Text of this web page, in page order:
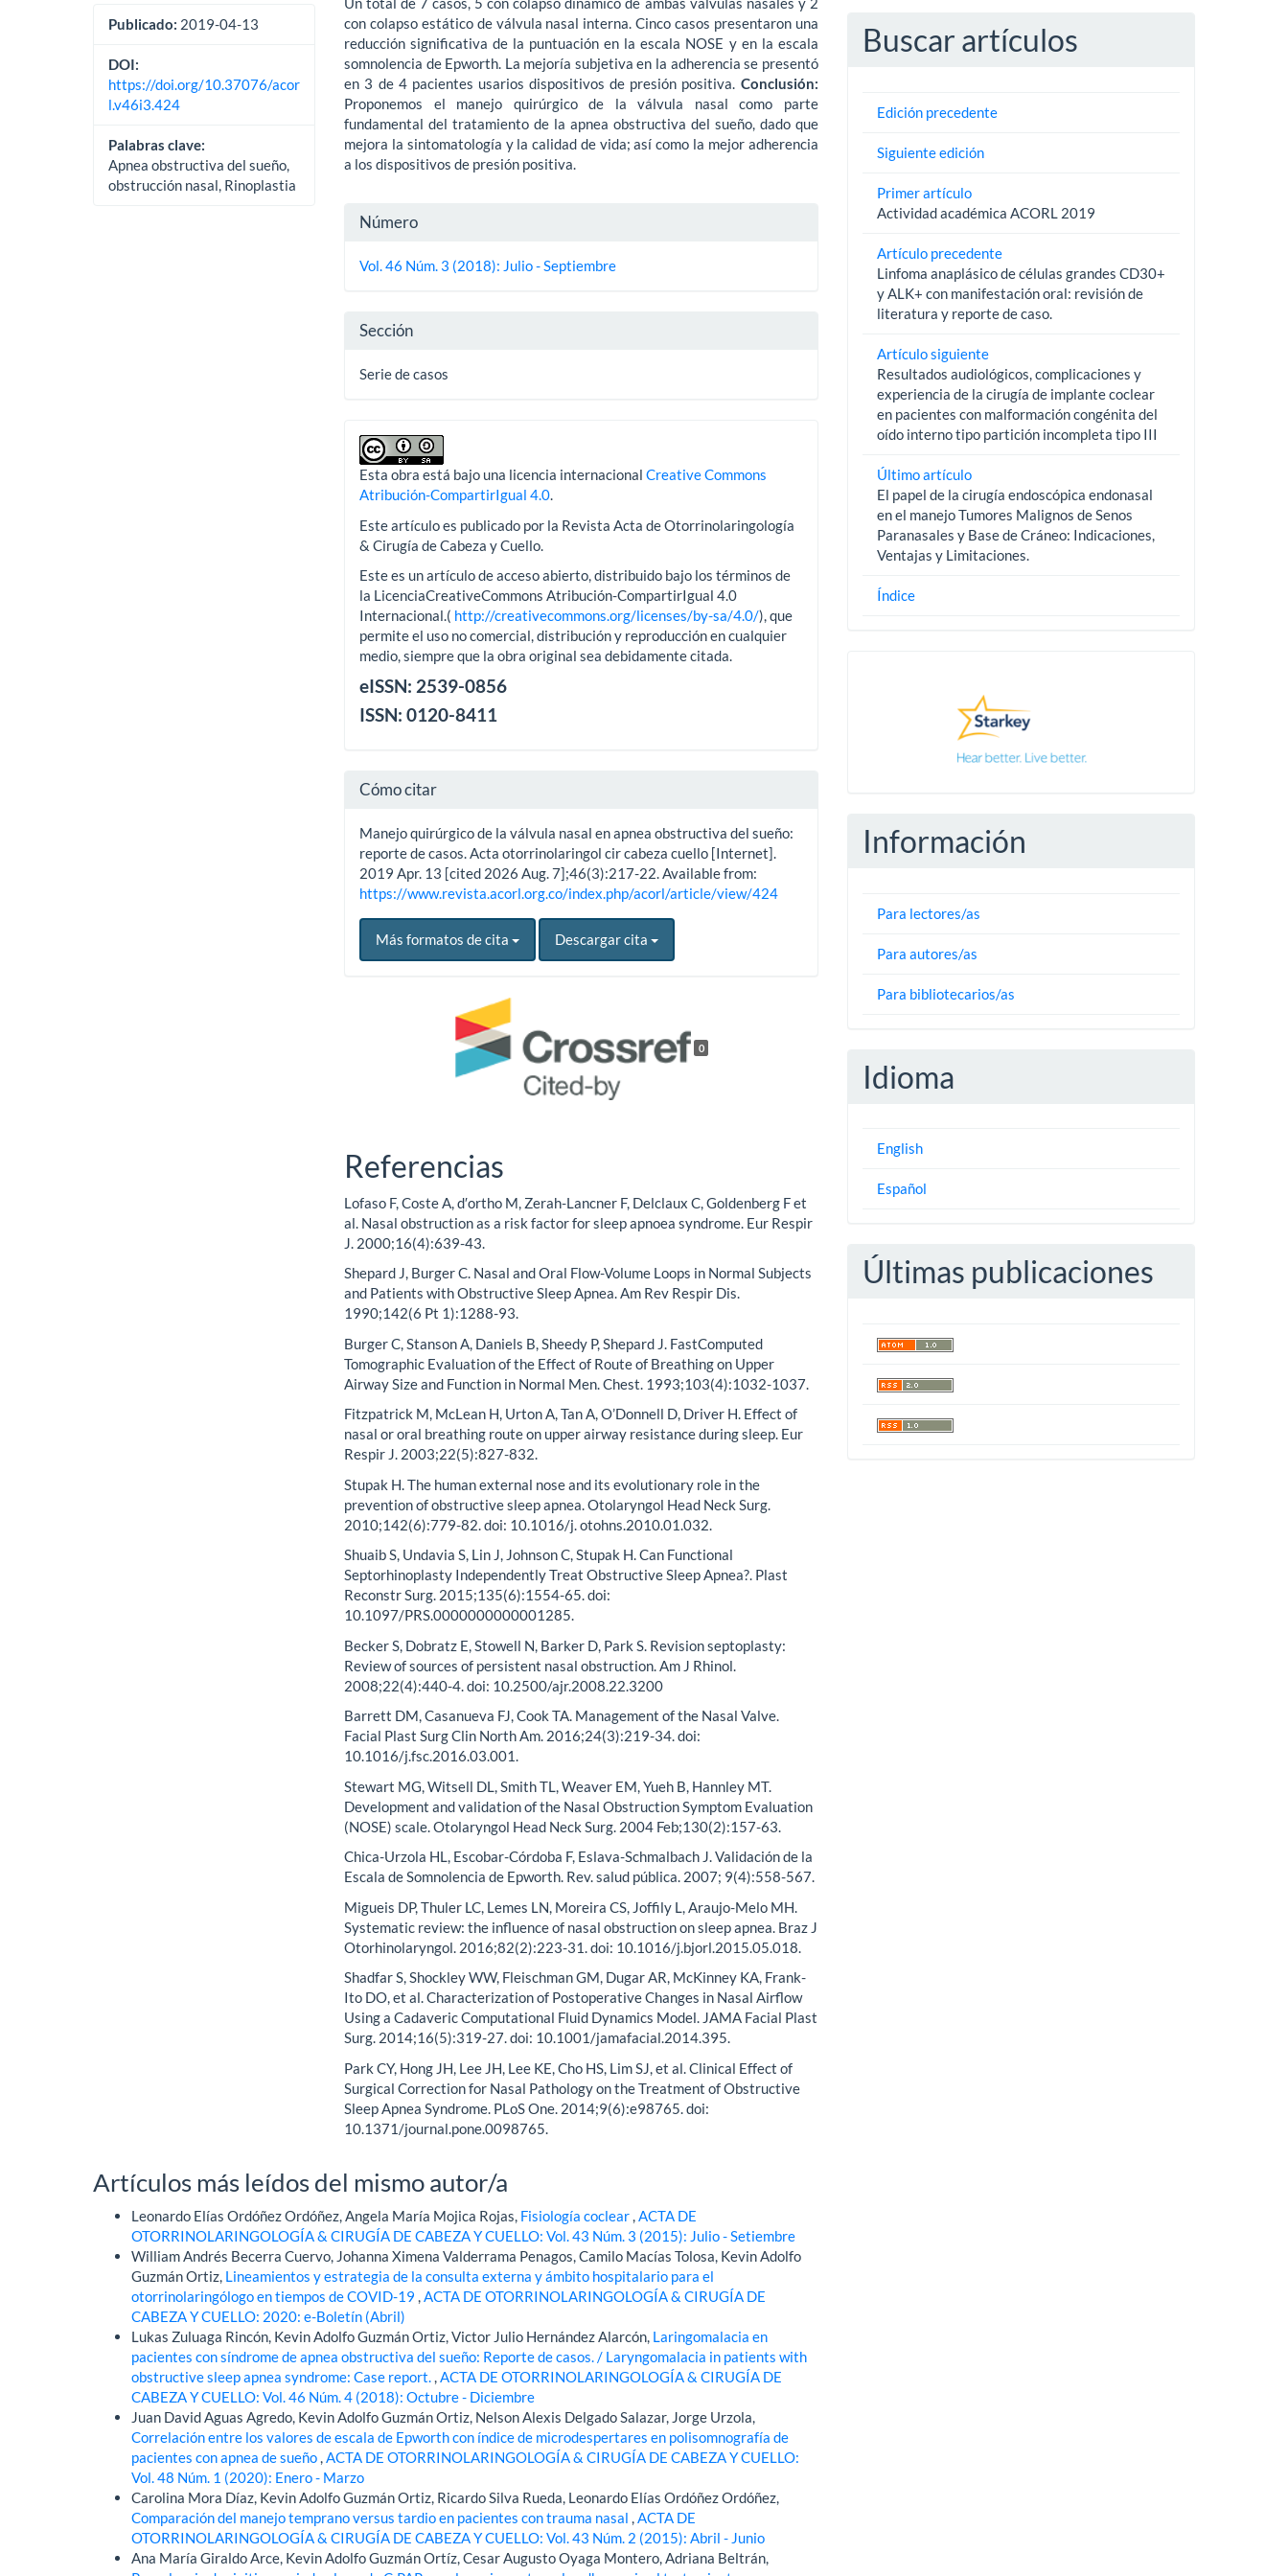
Publicado: 2019-04-13
DOI:
https://doi.org/10.37076/acor
l.v46i3.424
Palabras clave:
Apnea obstructiva del sueño,
obstrucción nasal, Rinoplastia
con colapso estático de válvula nasal interna. Cinco casos presentaron una
reducción significativa de la puntuación en la escala NOSE y en la escala
somnolencia de Epworth. La mejoría subjetiva en la adherencia se presentó
en 3 de 4 pacientes usarios dispositivos de presión positiva. Conclusión:
Proponemos el manejo quirúrgico de la válvula nasal como parte
fundamental del tratamiento de la apnea obstructiva del sueño, dado que
mejora la sintomatología y la calidad de vida; así como la mejor adherencia
a los dispositivos de presión positiva.
Detalles
del
Número
Vol. 46 Núm. 3 (2018): Julio - Septiembre
Sección
Serie de casos
Esta obra está bajo una licencia internacionalCreative Commons
Atribución-CompartirIgual 4.0.
Este artículo es publicado por la Revista Acta de Otorrinolaringología
& Cirugía de Cabeza y Cuello.
Este es un artículo de acceso abierto, distribuido bajo los términos de
la LicenciaCreativeCommons Atribución-CompartirIgual 4.0
Internacional.( http://creativecommons.org/licenses/by-sa/4.0/), que
permite el uso no comercial, distribución y reproducción en cualquier
medio, siempre que la obra original sea debidamente citada.
eISSN: 2539-0856
ISSN: 0120-8411
Cómo citar
Manejo quirúrgico de la válvula nasal en apnea obstructiva del sueño:
reporte de casos. Acta otorrinolaringol cir cabeza cuello [Internet].
2019 Apr. 13 [cited 2026 Aug. 7];46(3):217-22. Available from:
https://www.revista.acorl.org.co/index.php/acorl/article/view/424
Más formatos de cita Descargar cita
0
Referencias
Lofaso F, Coste A, d′ortho M, Zerah-Lancner F, Delclaux C, Goldenberg F et
al. Nasal obstruction as a risk factor for sleep apnoea syndrome. Eur Respir
J. 2000;16(4):639-43.
Shepard J, Burger C. Nasal and Oral Flow-Volume Loops in Normal Subjects
and Patients with Obstructive Sleep Apnea. Am Rev Respir Dis.
1990;142(6 Pt 1):1288-93.
Burger C, Stanson A, Daniels B, Sheedy P, Shepard J. FastComputed
Tomographic Evaluation of the Effect of Route of Breathing on Upper
Airway Size and Function in Normal Men. Chest. 1993;103(4):1032-1037.
Fitzpatrick M, McLean H, Urton A, Tan A, O’Donnell D, Driver H. Effect of
nasal or oral breathing route on upper airway resistance during sleep. Eur
Respir J. 2003;22(5):827-832.
Stupak H. The human external nose and its evolutionary role in the
prevention of obstructive sleep apnea. Otolaryngol Head Neck Surg.
2010;142(6):779-82. doi: 10.1016/j. otohns.2010.01.032.
Shuaib S, Undavia S, Lin J, Johnson C, Stupak H. Can Functional
Septorhinoplasty Independently Treat Obstructive Sleep Apnea?. Plast
Reconstr Surg. 2015;135(6):1554-65. doi:
10.1097/PRS.0000000000001285.
Becker S, Dobratz E, Stowell N, Barker D, Park S. Revision septoplasty:
Review of sources of persistent nasal obstruction. Am J Rhinol.
2008;22(4):440-4. doi: 10.2500/ajr.2008.22.3200
Barrett DM, Casanueva FJ, Cook TA. Management of the Nasal Valve.
Facial Plast Surg Clin North Am. 2016;24(3):219-34. doi:
10.1016/j.fsc.2016.03.001.
Stewart MG, Witsell DL, Smith TL, Weaver EM, Yueh B, Hannley MT.
Development and validation of the Nasal Obstruction Symptom Evaluation
(NOSE) scale. Otolaryngol Head Neck Surg. 2004 Feb;130(2):157-63.
Chica-Urzola HL, Escobar-Córdoba F, Eslava-Schmalbach J. Validación de la
Escala de Somnolencia de Epworth. Rev. salud pública. 2007; 9(4):558-567.
Migueis DP, Thuler LC, Lemes LN, Moreira CS, Joffily L, Araujo-Melo MH.
Systematic review: the influence of nasal obstruction on sleep apnea. Braz J
Otorhinolaryngol. 2016;82(2):223-31. doi: 10.1016/j.bjorl.2015.05.018.
Shadfar S, Shockley WW, Fleischman GM, Dugar AR, McKinney KA, Frank-
Ito DO, et al. Characterization of Postoperative Changes in Nasal Airflow
Using a Cadaveric Computational Fluid Dynamics Model. JAMA Facial Plast
Surg. 2014;16(5):319-27. doi: 10.1001/jamafacial.2014.395.
Park CY, Hong JH, Lee JH, Lee KE, Cho HS, Lim SJ, et al. Clinical Effect of
Surgical Correction for Nasal Pathology on the Treatment of Obstructive
Sleep Apnea Syndrome. PLoS One. 2014;9(6):e98765. doi:
10.1371/journal.pone.0098765.
Artículos más leídos del mismo autor/a
Leonardo Elías Ordóñez Ordóñez, Angela María Mojica Rojas, Fisiología coclear,ACTA DE
OTORRINOLARINGOLOGÍA & CIRUGÍA DE CABEZA Y CUELLO: Vol. 43 Núm. 3 (2015): Julio - Setiembre
William Andrés Becerra Cuervo, Johanna Ximena Valderrama Penagos, Camilo Macías Tolosa, Kevin Adolfo
Guzmán Ortiz, Lineamientos y estrategia de la consulta externa y ámbito hospitalario para el
otorrinolaringólogo en tiempos de COVID-19,ACTA DE OTORRINOLARINGOLOGÍA & CIRUGÍA DE
CABEZA Y CUELLO: 2020: e-Boletín (Abril)
Lukas Zuluaga Rincón, Kevin Adolfo Guzmán Ortiz, Victor Julio Hernández Alarcón, Laringomalacia en
pacientes con síndrome de apnea obstructiva del sueño: Reporte de casos. / Laryngomalacia in patients with
obstructive sleep apnea syndrome: Case report.,ACTA DE OTORRINOLARINGOLOGÍA & CIRUGÍA DE
CABEZA Y CUELLO: Vol. 46 Núm. 4 (2018): Octubre - Diciembre
Juan David Aguas Agredo, Kevin Adolfo Guzmán Ortiz, Nelson Alexis Delgado Salazar, Jorge Urzola,
Correlación entre los valores de escala de Epworth con índice de microdespertares en polisomnografía de
pacientes con apnea de sueño,ACTA DE OTORRINOLARINGOLOGÍA & CIRUGÍA DE CABEZA Y CUELLO:
Vol. 48 Núm. 1 (2020): Enero - Marzo
Carolina Mora Díaz, Kevin Adolfo Guzmán Ortiz, Ricardo Silva Rueda, Leonardo Elías Ordóñez Ordóñez,
Comparación del manejo temprano versus tardio en pacientes con trauma nasal,ACTA DE
OTORRINOLARINGOLOGÍA & CIRUGÍA DE CABEZA Y CUELLO: Vol. 43 Núm. 2 (2015): Abril - Junio
Ana María Giraldo Arce, Kevin Adolfo Guzmán Ortíz, Cesar Augusto Oyaga Montero, Adriana Beltrán,
Buscar artículos
Edición precedente
Siguiente edición
Primer artículo
Actividad académica ACORL 2019
Artículo precedente
Linfoma anaplásico de células grandes CD30+
y ALK+ con manifestación oral: revisión de
literatura y reporte de caso.
Artículo siguiente
Resultados audiológicos, complicaciones y
experiencia de la cirugía de implante coclear
en pacientes con malformación congénita del
oído interno tipo partición incompleta tipo III
Último artículo
El papel de la cirugía endoscópica endonasal
en el manejo Tumores Malignos de Senos
Paranasales y Base de Cráneo: Indicaciones,
Ventajas y Limitaciones.
Índice
Información
Para lectores/as
Para autores/as
Para bibliotecarios/as
Idioma
English
Español
Últimas publicaciones